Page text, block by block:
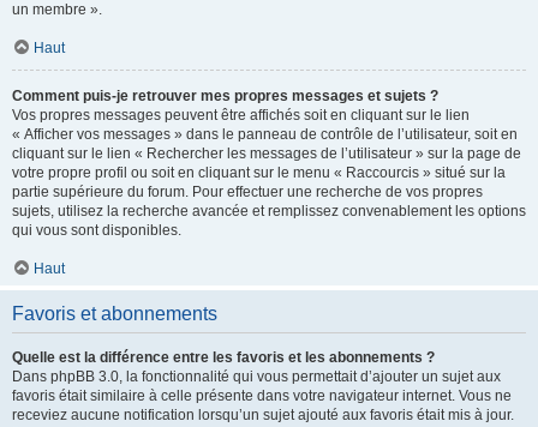
un membre ».
Haut
Comment puis-je retrouver mes propres messages et sujets ?
Vos propres messages peuvent être affichés soit en cliquant sur le lien
« Afficher vos messages » dans le panneau de contrôle de l’utilisateur, soit en
cliquant sur le lien « Rechercher les messages de l’utilisateur » sur la page de
votre propre profil ou soit en cliquant sur le menu « Raccourcis » situé sur la
partie supérieure du forum. Pour effectuer une recherche de vos propres
sujets, utilisez la recherche avancée et remplissez convenablement les options
qui vous sont disponibles.
Haut
Favoris et abonnements
Quelle est la différence entre les favoris et les abonnements ?
Dans phpBB 3.0, la fonctionnalité qui vous permettait d’ajouter un sujet aux
favoris était similaire à celle présente dans votre navigateur internet. Vous ne
receviez aucune notification lorsqu’un sujet ajouté aux favoris était mis à jour.